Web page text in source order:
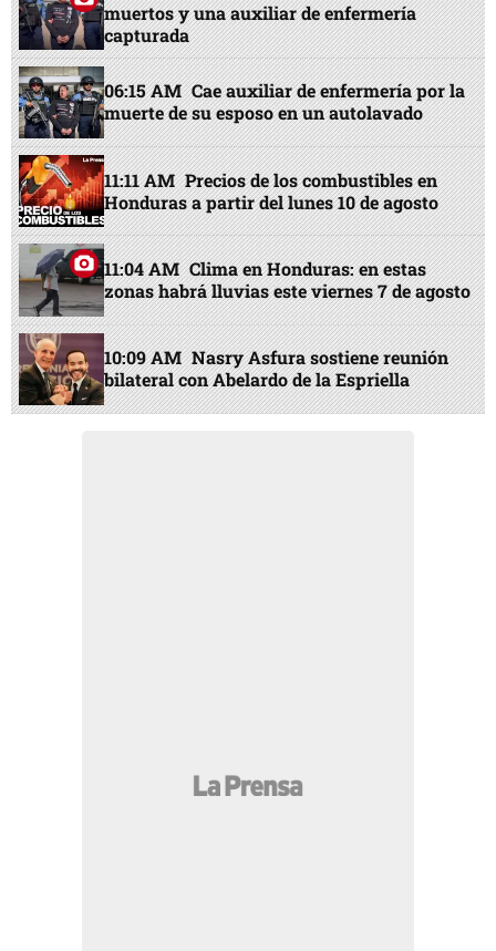
muertos y una auxiliar de enfermería
capturada
06:15 AM Cae auxiliar de enfermería por la
muerte de su esposo en un autolavado
11:11 AM Precios de los combustibles en
Honduras a partir del lunes 10 de agosto
11:04 AM Clima en Honduras: en estas
zonas habrá lluvias este viernes 7 de agosto
10:09 AM Nasry Asfura sostiene reunión
bilateral con Abelardo de la Espriella